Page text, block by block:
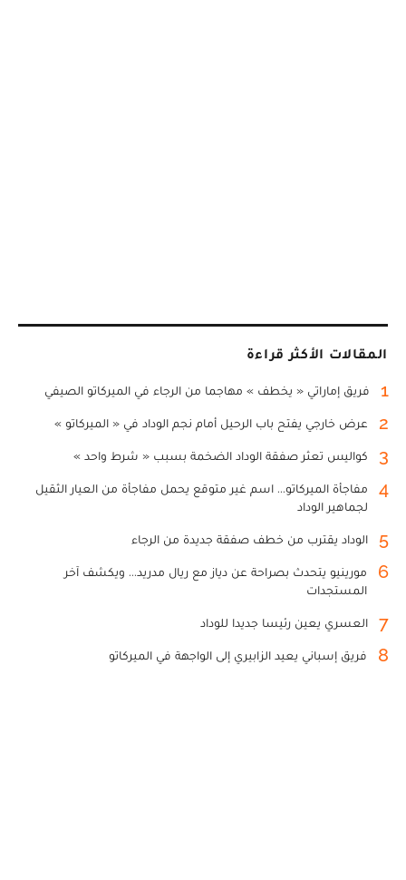
المقالات الأكثر قراءة
1 فريق إماراتي « يخطف » مهاجما من الرجاء في الميركاتو الصيفي
2 عرض خارجي يفتح باب الرحيل أمام نجم الوداد في « الميركاتو »
3 كواليس تعثر صفقة الوداد الضخمة بسبب « شرط واحد »
4
مفاجأة الميركاتو... اسم غير متوقع يحمل مفاجأة من العيار الثقيل
لجماهير الوداد
5 الوداد يقترب من خطف صفقة جديدة من الرجاء
6
مورينيو يتحدث بصراحة عن دياز مع ريال مدريد... ويكشف آخر
المستجدات
7 العسري يعين رئيسا جديدا للوداد
8 فريق إسباني يعيد الزابيري إلى الواجهة في الميركاتو